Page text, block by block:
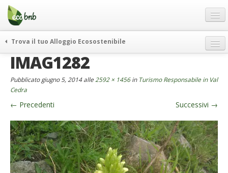
Menu
Salta
contenuto
Offerte Speciali
Regali
FAQ
Chi Siamo
Partner
Contatti
Italiano
Trova il tuo Alloggio Ecosostenibile
weekend green
curiosità
vivere e viaggiare verde
news ed eventi
ecohotel
rassegna stampa
IMAG1282
Pubblicatogiugno 5, 2014alle 2592 × 1456in Turismo Responsabile in Val
Cedra
← Precedenti Successivi →